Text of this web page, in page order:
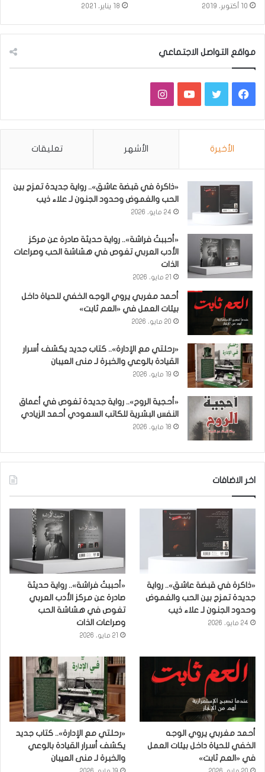
10 أكتوبر، 2019 18 يناير، 2021
مواقع التواصل الاجتماعي
فيسبوكتويتر يوتيوبانستقرام
الأخيرة الأشهر تعليقات
«ذاكرة في قبضة عاشق».. رواية جديدة تمزج بين
الحب والغموض وحدود الجنون لـ علاء ذيب
24 مايو، 2026
«أحببتُ فراشة».. رواية حديثة صادرة عن مركز
الأدب العربي تغوص في هشاشة الحب وصراعات
الذات
21 مايو، 2026
أحمد مغربي يروي الوجه الخفي للحياة داخل
بيئات العمل في «العم ثابت»
20 مايو، 2026
«رحلتي مع الإدارة».. كتاب جديد يكشف أسرار
القيادة بالوعي والخبرة لـ منى العيبان
19 مايو، 2026
«أحجية الروح».. رواية جديدة تغوص في أعماق
النفس البشرية للكاتب السعودي أحمد الزيادي
18 مايو، 2026
اخر الاضافات
«ذاكرة في قبضة عاشق».. رواية
جديدة تمزج بين الحب والغموض
وحدود الجنون لـ علاء ذيب
24 مايو، 2026
«أحببتُ فراشة».. رواية حديثة
صادرة عن مركز الأدب العربي
تغوص في هشاشة الحب
وصراعات الذات
21 مايو، 2026
أحمد مغربي يروي الوجه
الخفي للحياة داخل بيئات العمل
في «العم ثابت»
«رحلتي مع الإدارة».. كتاب جديد
يكشف أسرار القيادة بالوعي
والخبرة لـ منى العيبان